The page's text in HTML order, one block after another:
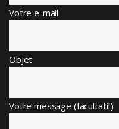
Votre e-mail
Objet
Votre message (facultatif)